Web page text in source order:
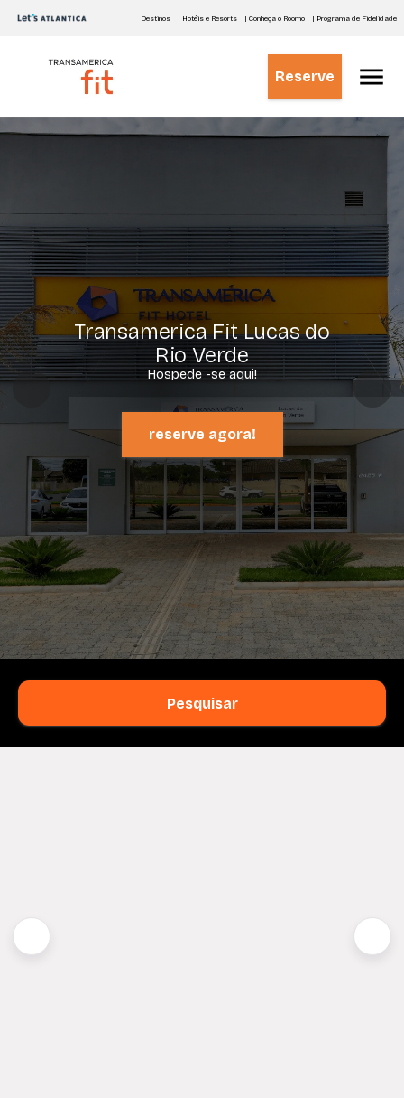
Destinos | Hotéis e Resorts | Conheça o Roomo | Programa de Fidelidade
Reserve
Transamerica Fit Lucas do
Rio Verde
Hospede -se aqui!
reserve agora!
Pesquisar